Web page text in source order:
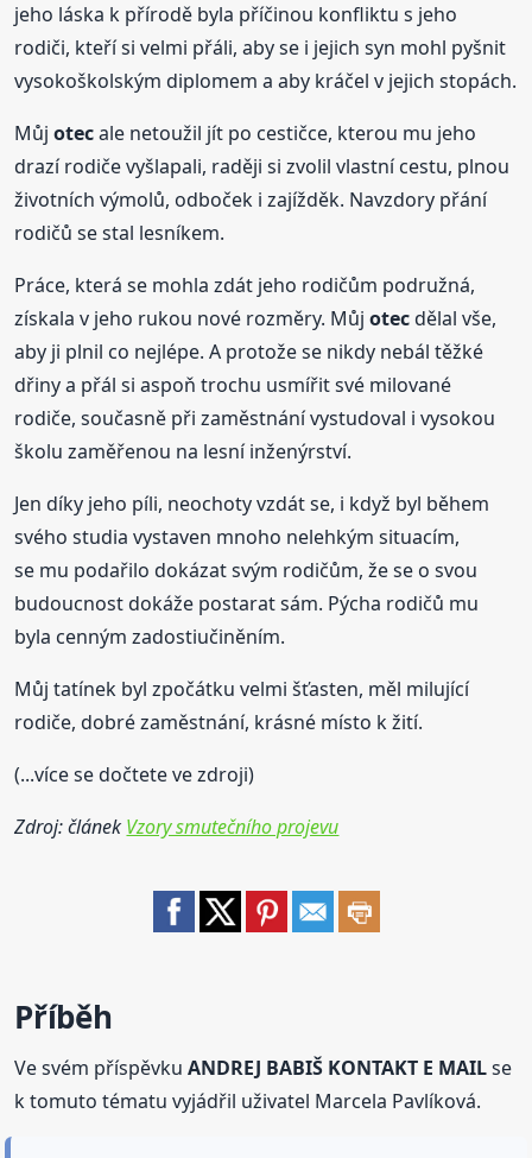
jeho láska k přírodě byla příčinou konfliktu s jeho
rodiči, kteří si velmi přáli, aby se i jejich syn mohl pyšnit
vysokoškolským diplomem a aby kráčel v jejich stopách.
Můjotecale netoužil jít po cestičce, kterou mu jeho
drazí rodiče vyšlapali, raději si zvolil vlastní cestu, plnou
životních výmolů, odboček i zajížděk. Navzdory přání
rodičů se stal lesníkem.
Práce, která se mohla zdát jeho rodičům podružná,
získala v jeho rukou nové rozměry. Můjotecdělal vše,
aby ji plnil co nejlépe. A protože se nikdy nebál těžké
dřiny a přál si aspoň trochu usmířit své milované
rodiče, současně při zaměstnání vystudoval i vysokou
školu zaměřenou na lesní inženýrství.
Jen díky jeho píli, neochoty vzdát se, i když byl během
svého studia vystaven mnoho nelehkým situacím,
se mu podařilo dokázat svým rodičům, že se o svou
budoucnost dokáže postarat sám. Pýcha rodičů mu
byla cenným zadostiučiněním.
Můj tatínek byl zpočátku velmi šťasten, měl milující
rodiče, dobré zaměstnání, krásné místo k žití.
(...více se dočtete ve zdroji)
Zdroj: článek Vzory smutečního projevu
Příběh
Ve svém příspěvkuANDREJ BABIŠ KONTAKT E MAILse
k tomuto tématu vyjádřil uživatel Marcela Pavlíková.